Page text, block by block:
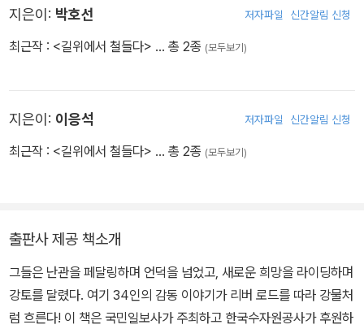
h는 매우 성공적이었다. 그리고 앞으로 살아감에 있어, ‘End’란 표현
◎ 자전거를 사라. 살아 있다면 후회하지 않을 것이다. -마크 트웨인
않았다고 할 수 있을까? 우리 가족에게 할 수 있다는 자신감과 어떠
은 영원히 우리 가족 모두의 가슴속에 깊이 남아 앞으로의 인생에 큰
라이더 분들께도 고마운 마음을 전하고 싶다. 그 격려와 응원 덕분에
지친 심신을 새로운 에너지로 채울 수 있었으니 말이다. 그리고 때로
랑하는 나의 가족, 영원히 행복하자!”
지은이: 박호선 저자파일 신간알림 신청
최근작 : <길위에서 철들다> … 총 2종 (모두보기)
지은이: 이응석 저자파일 신간알림 신청
최근작 : <길위에서 철들다> … 총 2종 (모두보기)
출판사 제공 책소개
그들은 난관을 페달링하며 언덕을 넘었고, 새로운 희망을 라이딩하며
강토를 달렸다. 여기 34인의 감동 이야기가 리버 로드를 따라 강물처
럼 흐른다! 이 책은 국민일보사가 주최하고 한국수자원공사가 후원하